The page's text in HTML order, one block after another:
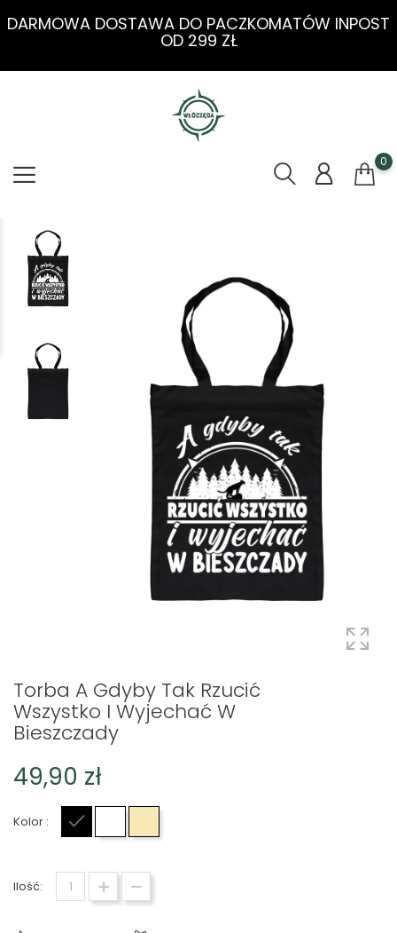
DARMOWA DOSTAWA DO PACZKOMATÓW INPOST
OD 299 ZŁ
0
Torba A Gdyby Tak Rzucić
Wszystko I Wyjechać W
Bieszczady
49,90 zł
Kolor :
Ilość: